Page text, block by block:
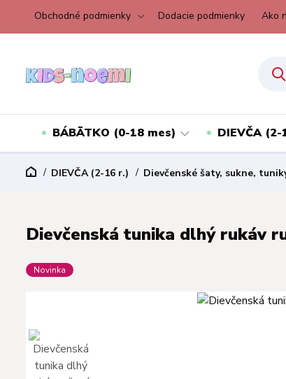
Obchodné podmienky Dodacie podmienky Ako
BÁBÄTKO (0-18 mes) DIEVČA
DIEVČA (2-16 r.) Dievčenské šaty, sukne,
Dievčenská tunika dlhý rukáv
Novinka